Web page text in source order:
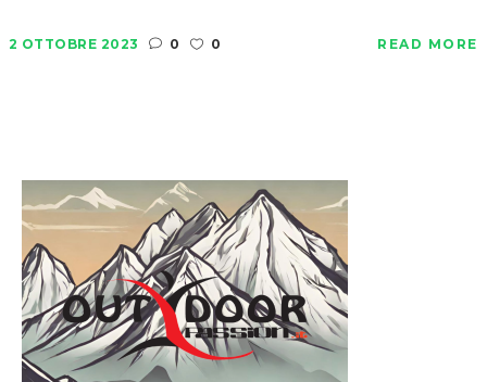
2 OTTOBRE 2023 0 0 READ MORE